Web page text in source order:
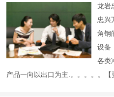
龙岩
忠兴
角钢
设备
各类
产品一向以出口为主.。。。。。